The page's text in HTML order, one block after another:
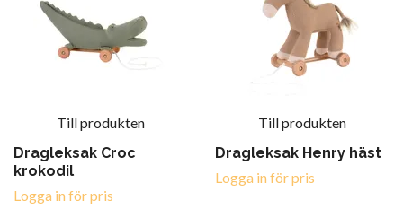
Till produkten
Dragleksak Croc
krokodil
Logga in för pris
Till produkten
Dragleksak Henry häst
Logga in för pris